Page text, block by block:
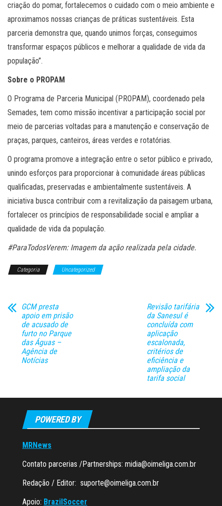
criação do pomar, fortalecemos o cuidado com o meio ambiente e
aproximamos nossas crianças de práticas sustentáveis. Esta
parceria demonstra que, quando unimos forças, conseguimos
transformar espaços públicos e melhorar a qualidade de vida da
população”.
Sobre o PROPAM
O Programa de Parceria Municipal (PROPAM), coordenado pela
Semades, tem como missão incentivar a participação social por
meio de parcerias voltadas para a manutenção e conservação de
praças, parques, canteiros, áreas verdes e rotatórias.
O programa promove a integração entre o setor público e privado,
unindo esforços para proporcionar à comunidade áreas públicas
qualificadas, preservadas e ambientalmente sustentáveis. A
iniciativa busca contribuir com a revitalização da paisagem urbana,
fortalecer os princípios de responsabilidade social e ampliar a
qualidade de vida da população.
#ParaTodosVerem: Imagem da ação realizada pela cidade.
Categoria Uncategorized
GCM presta
apoio em prisão
de acusado de
furto no Parque
das Águas –
Agência de
Notícias
Revisão tarifária
da Sanesul é
concluída com
aplicação
escalonada,
critérios de
eficiência e
ampliação da
tarifa social
POWERED BY
MRNews
Contato parcerias /Partnerships: midia@oimeliga.com.br
Redação / Editor: suporte@oimeliga.com.br
Apoio: BrazilSoccer